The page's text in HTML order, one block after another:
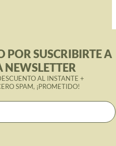
POR SUSCRIBIRTE A
NEWSLETTER
AL INSTANTE +
SPAM, ¡PROMETIDO!